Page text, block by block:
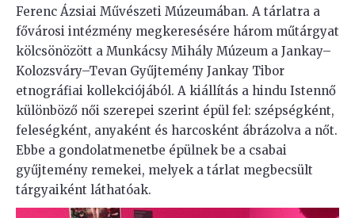
Ferenc Ázsiai Művészeti Múzeumában. A tárlatra a
fővárosi intézmény megkeresésére három műtárgyat
kölcsönözött a Munkácsy Mihály Múzeum a Jankay–
Kolozsváry–Tevan Gyűjtemény Jankay Tibor
etnográfiai kollekciójából. A kiállítás a hindu Istennő
különböző női szerepei szerint épül fel: szépségként,
feleségként, anyaként és harcosként ábrázolva a nőt.
Ebbe a gondolatmenetbe épülnek be a csabai
gyűjtemény remekei, melyek a tárlat megbecsült
tárgyaiként láthatóak.